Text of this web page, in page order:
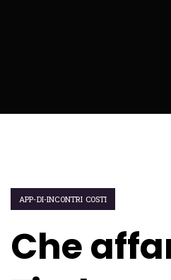
APP-DI-INCONTRI COSTI
Che